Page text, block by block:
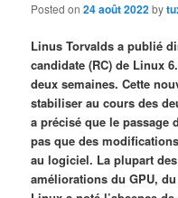
Posted on24 août 2022by
Linus Torvalds a publié
candidate (RC) de Linux
deux semaines. Cette
stabiliser au cours des
a précisé que le passage
pas que des
au logiciel. La plupart
améliorations du GPU,